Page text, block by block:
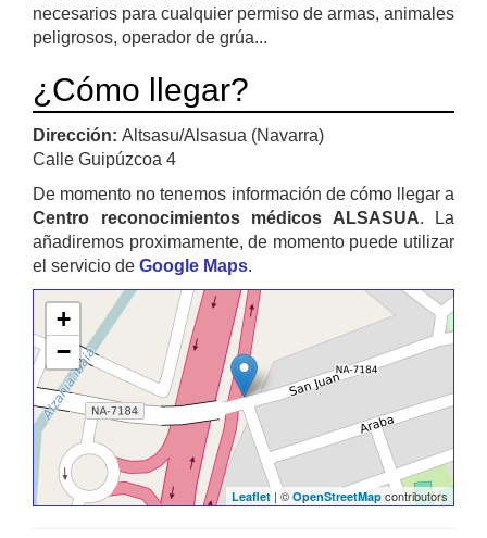
necesarios para cualquier permiso de armas, animales
peligrosos, operador de grúa...
¿Cómo llegar?
Dirección: Altsasu/Alsasua (Navarra)
Calle Guipúzcoa 4
De momento no tenemos información de cómo llegar a
Centro reconocimientos médicos ALSASUA. La
añadiremos proximamente, de momento puede utilizar
el servicio de Google Maps.
+
−
Leaflet | © OpenStreetMap contributors